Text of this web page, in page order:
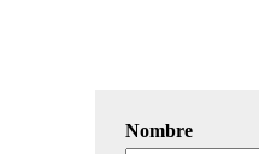
Nombre